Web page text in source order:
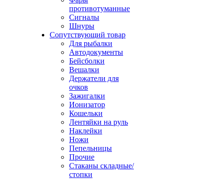
противотуманные
Сигналы
Шнуры
Сопутствующий товар
Для рыбалки
Автодокументы
Бейсболки
Вешалки
Держатели для
очков
Зажигалки
Ионизатор
Кошельки
Лентяйки на руль
Наклейки
Ножи
Пепельницы
Прочие
Стаканы складные/
стопки